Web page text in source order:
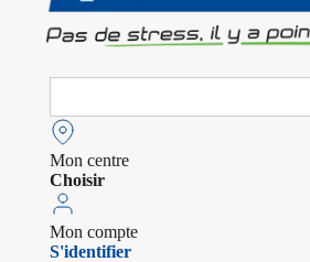
Search
Mon centre
Choisir
Mon compte
S'identifier